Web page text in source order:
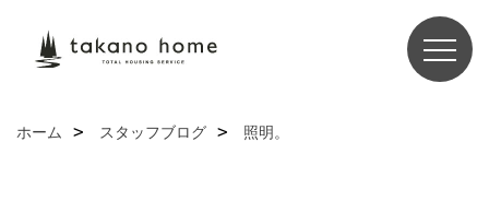
ホーム スタッフブログ 照明。